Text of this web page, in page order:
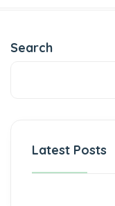
Search
Latest Posts